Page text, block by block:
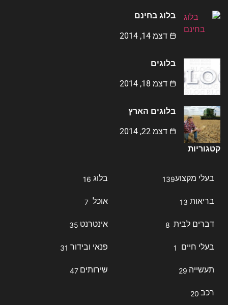
בלוג בחינם
דצמ 14, 2014
בלוגים
דצמ 18, 2014
בלוגים הארץ
דצמ 22, 2014
קטגוריות
בעלי מקצוע139 בלוג 16
בריאות 13 אוכל 7
דברים לבית 8 אינטרנט 35
בעלי חיים 1 פנאי ובידור 31
תעשייה 29 שירותים 47
רכב 20